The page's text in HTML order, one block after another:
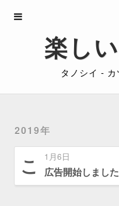
楽し
タノシイ -
2019年
こ 1月6日
広告開始しました
Archives